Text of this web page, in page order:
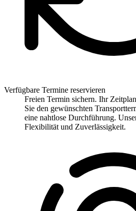
Verfügbare Termine reservieren
Freien Termin sichern. Ihr
Sie den gewünschten
eine nahtlose Durchführung.
Flexibilität und Zuverlässigkeit.